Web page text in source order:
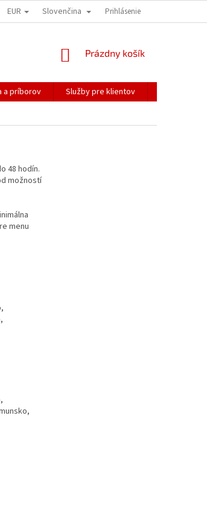
PREPRAVA KREHKÉHO TOVARU
EUR Slovenčina Prihlásenie
NÁKUPNÝ
Prázdny košík
a príborov Služby pre klientov
48 hodín.
možností
menu